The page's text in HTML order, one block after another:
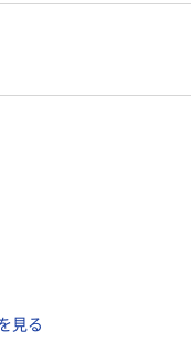
見る